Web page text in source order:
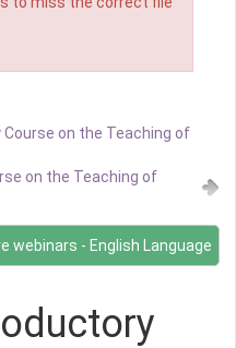
Course on the Teaching of
on the Teaching of
webinars - English Language